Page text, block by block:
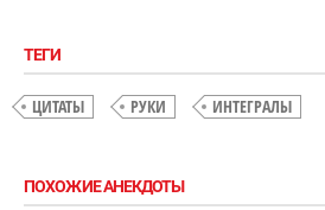
ТЕГИ
ЦИТАТЫ РУКИ ИНТЕГРАЛЫ
ПОХОЖИЕ АНЕКДОТЫ